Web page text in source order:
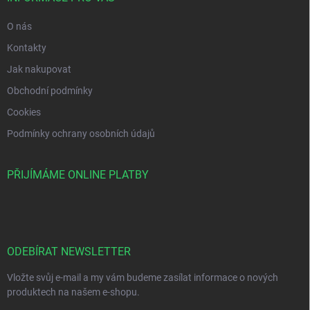
O nás
Kontakty
Jak nakupovat
Obchodní podmínky
Cookies
Podmínky ochrany osobních údajů
PŘIJÍMÁME ONLINE PLATBY
ODEBÍRAT NEWSLETTER
Vložte svůj e-mail a my vám budeme zasílat informace o nových
produktech na našem e-shopu.